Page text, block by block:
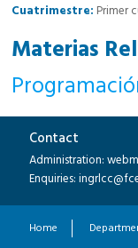
Cuatrimestre: Primer
Materias
Contact
Administration:
Enquiries:
Home